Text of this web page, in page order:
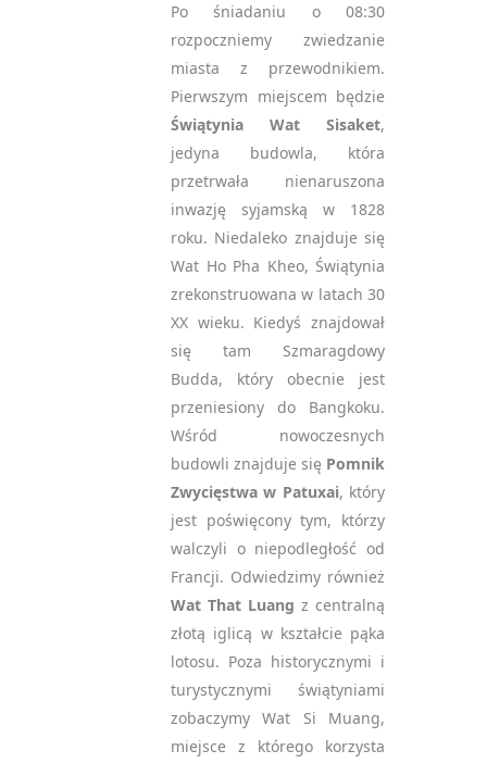
Po śniadaniu o 08:30
rozpoczniemy zwiedzanie
miasta z przewodnikiem.
Pierwszym miejscem będzie
Świątynia Wat Sisaket,
jedyna budowla, która
przetrwała nienaruszona
inwazję syjamską w 1828
roku. Niedaleko znajduje się
Wat Ho Pha Kheo, Świątynia
zrekonstruowana w latach 30
XX wieku. Kiedyś znajdował
się tam Szmaragdowy
Budda, który obecnie jest
przeniesiony do Bangkoku.
Wśród nowoczesnych
budowli znajduje się Pomnik
Zwycięstwa w Patuxai, który
jest poświęcony tym, którzy
walczyli o niepodległość od
Francji. Odwiedzimy również
Wat That Luang z centralną
złotą iglicą w kształcie pąka
lotosu. Poza historycznymi i
turystycznymi świątyniami
zobaczymy Wat Si Muang,
miejsce z którego korzysta